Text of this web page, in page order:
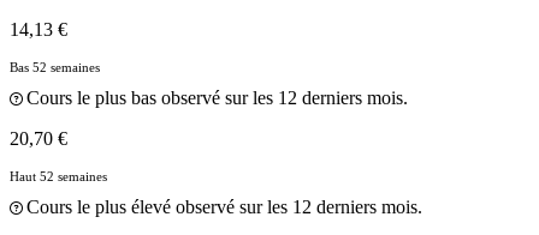
14,13 €
Bas 52 semaines
Cours le plus bas observé sur les 12 derniers mois.
20,70 €
Haut 52 semaines
Cours le plus élevé observé sur les 12 derniers mois.